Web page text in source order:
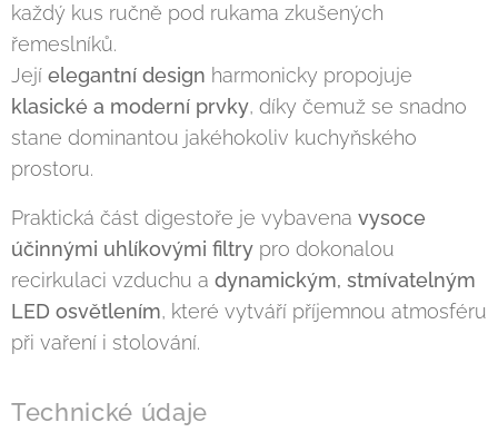
každý kus ručně pod rukama zkušených
řemeslníků.
Její elegantní design harmonicky propojuje
klasické a moderní prvky, díky čemuž se snadno
stane dominantou jakéhokoliv kuchyňského
prostoru.
Praktická část digestoře je vybavena vysoce
účinnými uhlíkovými filtry pro dokonalou
recirkulaci vzduchu a dynamickým, stmívatelným
LED osvětlením, které vytváří příjemnou atmosféru
při vaření i stolování.
Technické údaje